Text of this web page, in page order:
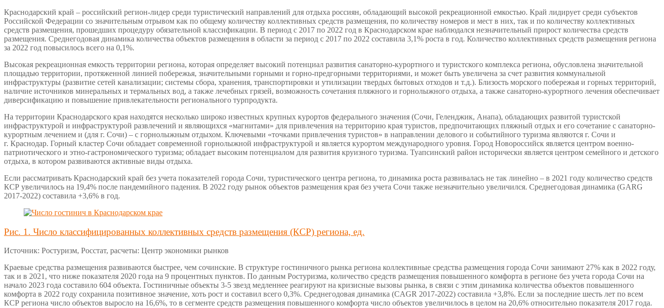
Краснодарский край – российский регион-лидер среди туристический направлений для отдыха россиян, обладающий высокой рекреационной емкостью. Край лидирует среди субъектов
Российской Федерации со значительным отрывом как по общему количеству коллективных средств размещения, по количеству номеров и мест в них, так и по количеству коллективных
средств размещения, прошедших процедуру обязательной классификации. В период с 2017 по 2022 год в Краснодарском крае наблюдался незначительный прирост количества средств
размещения. Среднегодовая динамика количества объектов размещения в области за период с 2017 по 2022 составила 3,1% роста в год. Количество коллективных средств размещения региона
за 2022 год повысилось всего на 0,1%.
Высокая рекреационная емкость территории региона, которая определяет высокий потенциал развития санаторно-курортного и туристского комплекса региона, обусловлена значительной
площадью территории, протяженной линией побережья, значительными горными и горно-предгорными территориями, и может быть увеличена за счет развития коммунальной
инфраструктуры (развитие сетей канализации; системы сбора, хранения, транспортировки и утилизации твердых бытовых отходов и т.д.). Близость морского побережья и горных территорий,
наличие источников минеральных и термальных вод, а также лечебных грязей, возможность сочетания пляжного и горнолыжного отдыха, а также санаторно-курортного лечения обеспечивает
диверсификацию и повышение привлекательности регионального турпродукта.
На территории Краснодарского края находятся несколько широко известных крупных курортов федерального значения (Сочи, Геленджик, Анапа), обладающих развитой туристской
инфраструктурой и инфраструктурой развлечений и являющихся «магнитами» для привлечения на территорию края туристов, предпочитающих пляжный отдых и его сочетание с санаторно-
курортным лечением и (для г. Сочи) – с горнолыжным отдыхом. Ключевыми «точками привлечения туристов» в направлении делового и событийного туризма являются г. Сочи и
г. Краснодар. Горный кластер Сочи обладает современной горнолыжной инфраструктурой и является курортом международного уровня. Город Новороссийск является центром военно-
патриотического и этно-гастрономического туризма; обладает высоким потенциалом для развития круизного туризма. Туапсинский район исторически является центром семейного и детского
отдыха, в котором развиваются активные виды отдыха.
Если рассматривать Краснодарский край без учета показателей города Сочи, туристического центра региона, то динамика роста развивалась не так линейно – в 2021 году количество средств
КСР увеличилось на 19,4% после пандемийного падения. В 2022 году рынок объектов размещения края без учета Сочи также незначительно увеличился. Среднегодовая динамика (GARG
2017-2022) составила +3,6% в год.
Рис. 1. Число классифицированных коллективных средств размещения (КСР) региона, ед.
Источник: Ростуризм, Росстат, расчеты: Центр экономики рынков
Краевые средства размещения развиваются быстрее, чем сочинские. В структуре гостиничного рынка региона коллективные средства размещения города Сочи занимают 27% как в 2022 году,
так и в 2021, что ниже показателя 2020 года на 9 процентных пунктов. По данным Ростуризма, количество средств размещения повышенного комфорта в регионе без учета города Сочи на
начало 2023 года составило 604 объекта. Гостиничные объекты 3-5 звезд медленнее реагируют на кризисные вызовы рынка, в связи с этим динамика количества объектов повышенного
комфорта в 2022 году сохранила позитивное значение, хоть рост и составил всего 0,3%. Среднегодовая динамика (CAGR 2017-2022) составила +3,8%. Если за последние шесть лет по всем
КСР региона число объектов выросло на 16,6%, то в сегменте средств размещения повышенного комфорта число объектов увеличилось в целом на 20,6% относительно показателя 2017 года.